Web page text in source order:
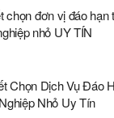
chọn đơn vị đáo hạn
nhỏ UY TÍN
Chọn Dịch Vụ Đáo
Nhỏ Uy Tín